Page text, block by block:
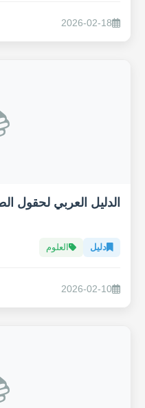
2026-02-18
الدليل العربي لحقول
دليل العلوم
2026-02-10